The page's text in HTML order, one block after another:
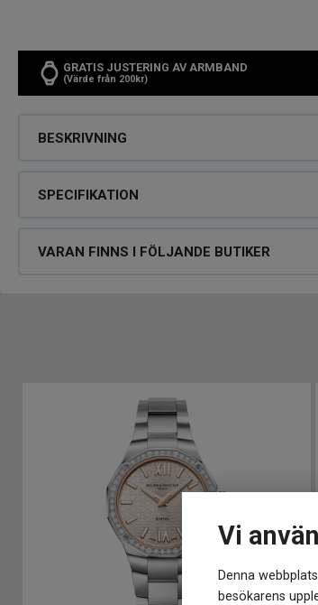
Vi
Denna
besökarens
GRATIS JUSTERING AV ARMBAND
(Värde från 200kr)
BESKRIVNING
SPECIFIKATION
VARAN FINNS I FÖLJANDE BUTIKER